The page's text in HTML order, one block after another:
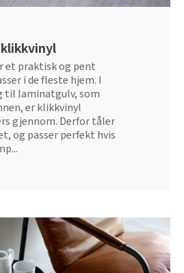
et praktisk og pent
i de fleste hjem. I
til laminatgulv, som
er klikkvinyl
gjennom. Derfor tåler
og passer perfekt hvis